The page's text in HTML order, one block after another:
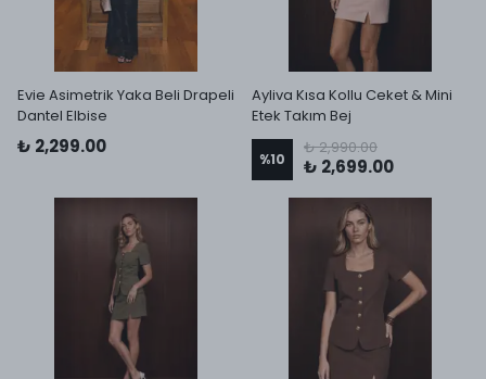
Evie Asimetrik Yaka Beli Drapeli
Dantel Elbise
₺ 2,299.00
Ayliva Kısa Kollu Ceket & Mini
Etek Takım Bej
%10
₺ 2,990.00
₺ 2,699.00